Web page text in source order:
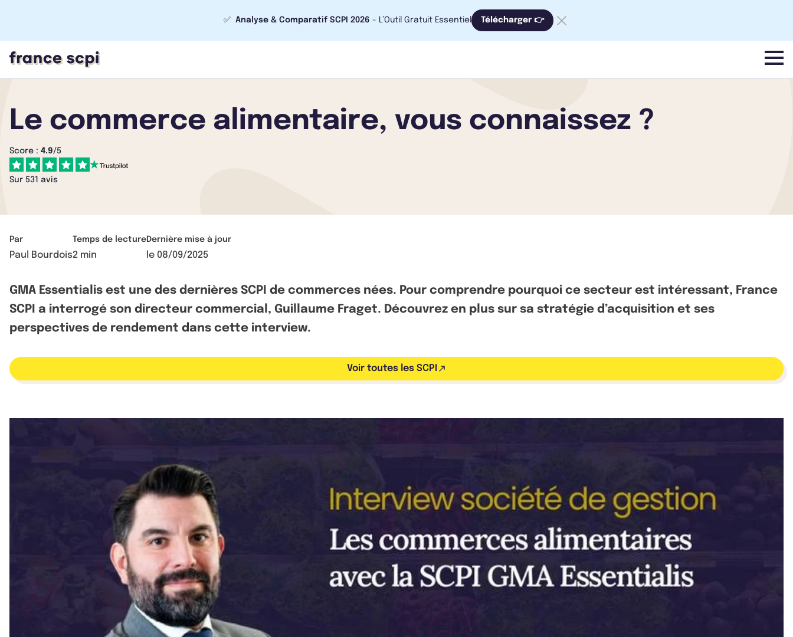
✅ Analyse & Comparatif SCPI 2026 - L’Outil Gratuit Essentiel Télécharger 👉
menu
Le commerce alimentaire, vous connaissez ?
Score : 4.9/5
Sur 531 avis
Par
Paul Bourdois
Temps de lecture
2 min
Dernière mise à jour
le 08/09/2025
GMA Essentialis est une des dernières SCPI de commerces nées. Pour comprendre pourquoi ce secteur est intéressant, France
SCPI a interrogé son directeur commercial, Guillaume Fraget. Découvrez en plus sur sa stratégie d’acquisition et ses
perspectives de rendement dans cette interview.
Voir toutes les SCPI